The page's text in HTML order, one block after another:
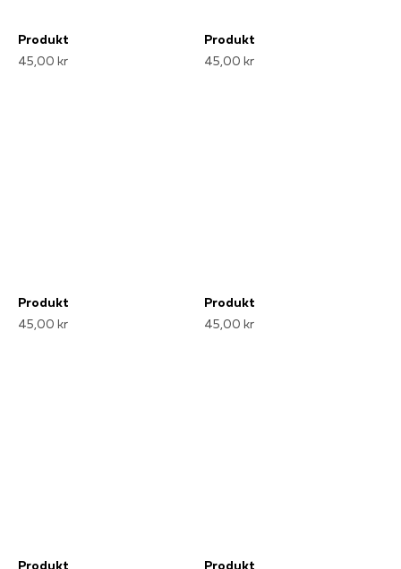
Produkt
45,00 kr
Produkt
45,00 kr
Produkt
45,00 kr
Produkt
45,00 kr
Produkt Produkt